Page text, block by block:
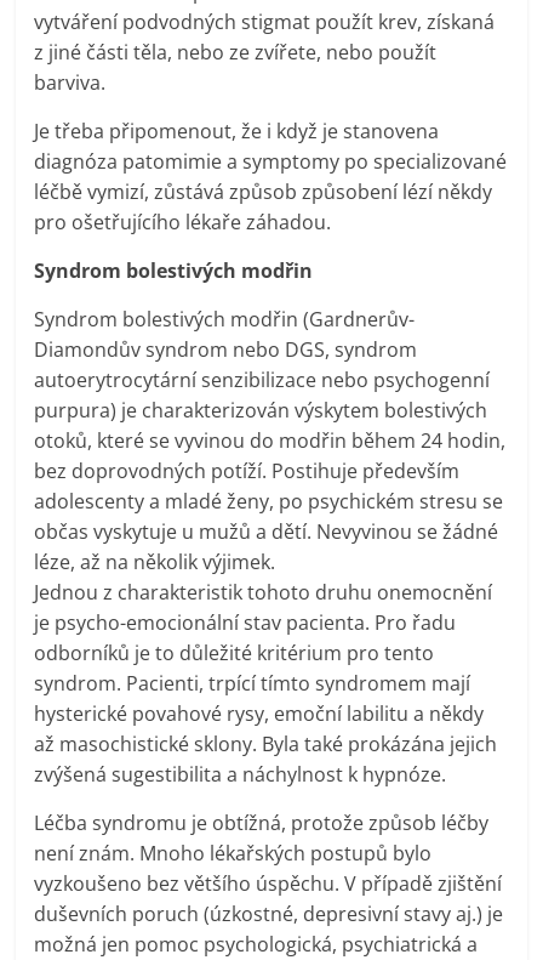
vytváření podvodných stigmat použít krev, získaná
z jiné části těla, nebo ze zvířete, nebo použít
barviva.
Je třeba připomenout, že i když je stanovena
diagnóza patomimie a symptomy po specializované
léčbě vymizí, zůstává způsob způsobení lézí někdy
pro ošetřujícího lékaře záhadou.
Syndrom bolestivých modřin
Syndrom bolestivých modřin (Gardnerův-
Diamondův syndrom nebo DGS, syndrom
autoerytrocytární senzibilizace nebo psychogenní
purpura) je charakterizován výskytem bolestivých
otoků, které se vyvinou do modřin během 24 hodin,
bez doprovodných potíží. Postihuje především
adolescenty a mladé ženy, po psychickém stresu se
občas vyskytuje u mužů a dětí. Nevyvinou se žádné
léze, až na několik výjimek.
Jednou z charakteristik tohoto druhu onemocnění
je psycho-emocionální stav pacienta. Pro řadu
odborníků je to důležité kritérium pro tento
syndrom. Pacienti, trpící tímto syndromem mají
hysterické povahové rysy, emoční labilitu a někdy
až masochistické sklony. Byla také prokázána jejich
zvýšená sugestibilita a náchylnost k hypnóze.
Léčba syndromu je obtížná, protože způsob léčby
není znám. Mnoho lékařských postupů bylo
vyzkoušeno bez většího úspěchu. V případě zjištění
duševních poruch (úzkostné, depresivní stavy aj.) je
možná jen pomoc psychologická, psychiatrická a